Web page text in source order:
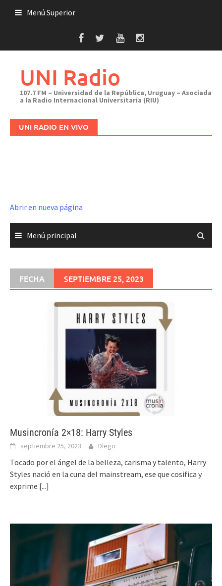
Menú Superior
UNI Radio
107.7 FM – Universidad de la República, Uruguay – Asociada
a la Radio Internacional Universitaria (RIU)
UNI RADIO EN VIVO
Abrir en nueva página
Menú principal
FECHA SEPTIEMBRE 25, 2023
Musincronía 2×18: Harry Styles
septiembre 25, 2023 Diego
Tocado por el ángel de la belleza, carisma y talento, Harry
Styles nació en la cuna del mainstream, ese que cosifica y
exprime [...]